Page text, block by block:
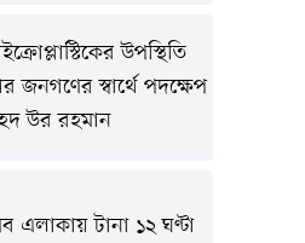
উপস্থিতি
জনগণের স্বার্থে পদক্ষেপ
উর রহমান
টানা ১২ ঘণ্টা